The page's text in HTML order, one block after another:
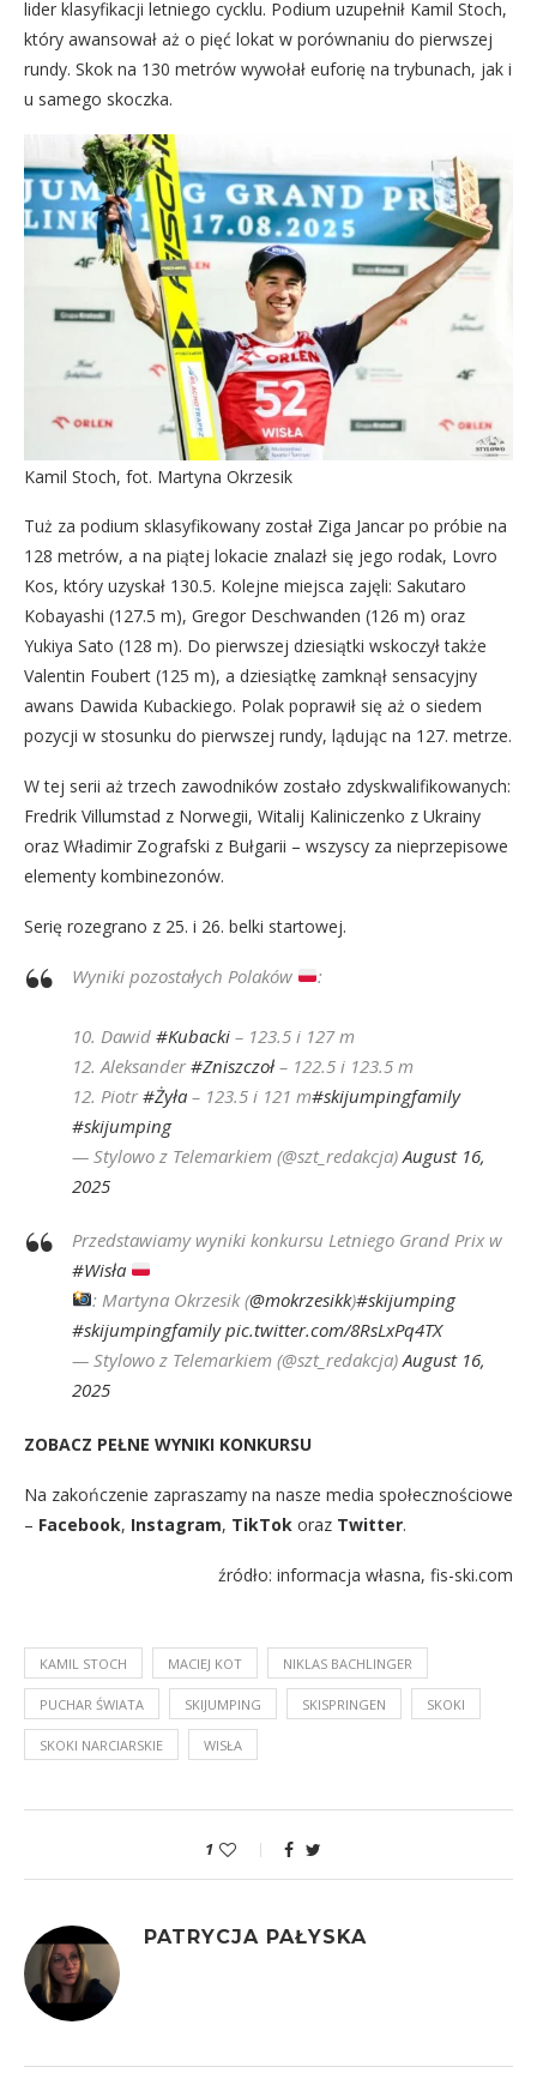
lider klasyfikacji letniego cycklu. Podium uzupełnił Kamil Stoch,
który awansował aż o pięć lokat w porównaniu do pierwszej
rundy. Skok na 130 metrów wywołał euforię na trybunach, jak i
u samego skoczka.
Kamil Stoch, fot. Martyna Okrzesik
Tuż za podium sklasyfikowany został Ziga Jancar po próbie na
128 metrów, a na piątej lokacie znalazł się jego rodak, Lovro
Kos, który uzyskał 130.5. Kolejne miejsca zajęli: Sakutaro
Kobayashi (127.5 m), Gregor Deschwanden (126 m) oraz
Yukiya Sato (128 m). Do pierwszej dziesiątki wskoczył także
Valentin Foubert (125 m), a dziesiątkę zamknął sensacyjny
awans Dawida Kubackiego. Polak poprawił się aż o siedem
pozycji w stosunku do pierwszej rundy, lądując na 127. metrze.
W tej serii aż trzech zawodników zostało zdyskwalifikowanych:
Fredrik Villumstad z Norwegii, Witalij Kaliniczenko z Ukrainy
oraz Władimir Zografski z Bułgarii – wszyscy za nieprzepisowe
elementy kombinezonów.
Serię rozegrano z 25. i 26. belki startowej.
Wyniki pozostałych Polaków :
10. Dawid #Kubacki – 123.5 i 127 m
12. Aleksander#Zniszczoł – 122.5 i 123.5 m
12. Piotr#Żyła – 123.5 i 121 m#skijumpingfamily
#skijumping
— Stylowo z Telemarkiem (@szt_redakcja) August 16,
2025
Przedstawiamy wyniki konkursu Letniego Grand Prix w
#Wisła
: Martyna Okrzesik (@mokrzesikk)#skijumping
#skijumpingfamily pic.twitter.com/8RsLxPq4TX
— Stylowo z Telemarkiem (@szt_redakcja) August 16,
2025
ZOBACZ PEŁNE WYNIKI KONKURSU
Na zakończenie zapraszamy na nasze media społecznościowe
– Facebook, Instagram, TikTok oraz Twitter.
źródło: informacja własna, fis-ski.com
KAMIL STOCH MACIEJ KOT NIKLAS BACHLINGER
PUCHAR ŚWIATA SKIJUMPING SKISPRINGEN SKOKI
SKOKI NARCIARSKIE WISŁA
1
PATRYCJA PAŁYSKA